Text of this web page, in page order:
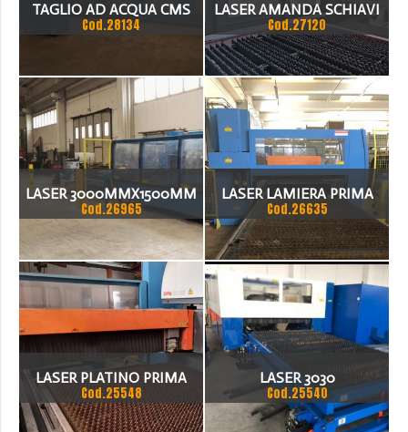
TAGLIO AD ACQUA CMS
ANNO 2001 MODELLO
IDROLINE 1740 4000 X 1700
Cod.28134
LASER AMANDA SCHIAVI
,WATT 3000, 3000X1500
ORE RAGGIO 8500,
TURBINA CAMBIATA,
PREZZO INTERESSANTE,
ANCORA SUL POSTO DI
LAVORO,
Cod.27120
LASER 3000MMX1500MM
3000WAT VITI X.Y.NUOVE
Cod.26965
LASER LAMIERA PRIMA
INDUSTRIA MODELLO
PLATINO DIMENSIONI
LAMIERA 3000X1500
POTENZA3000WAT
Cod.26635
LASER PLATINO PRIMA
INDUSTRIA 1500 X 3000
Cod.25548
LASER 3030
Cod.25540